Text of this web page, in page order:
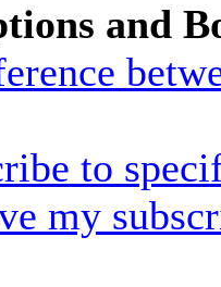
and
to
my